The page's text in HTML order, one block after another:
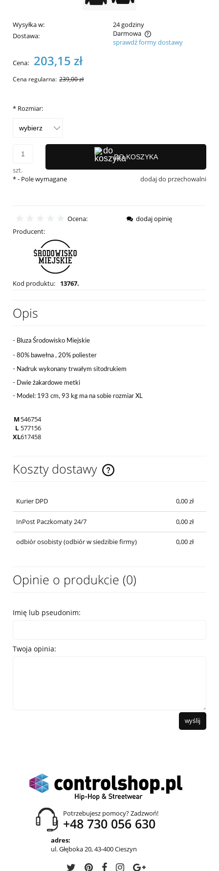
Wysyłka w:
24 godziny
Dostawa:
Darmowa
Cena nie zawiera ewentualnych kosztów płatności
sprawdź formy dostawy
Cena: 203,15 zł
Cena regularna: 239,00 zł
* Rozmiar:
szt.
DO KOSZYKA
dodaj do przechowalni
*- Pole wymagane
Ocena:
Producent:
Kod produktu: 13767.
dodaj opinię
Opis
- Bluza Środowisko Miejskie
- 80% bawełna , 20% poliester
- Nadruk wykonany trwałym sitodrukiem
- Dwie żakardowe metki
- Model: 193 cm, 93 kg ma na sobie rozmiar XL
M 546754
L 577156
XL617458
Koszty dostawy
Cena nie zawiera ewentualnych kosztów płatności
Kurier DPD 0,00 zł
InPost Paczkomaty 24/7 0,00 zł
odbiór osobisty(odbiór w siedzibie firmy) 0,00 zł
Opinie o produkcie (0)
Imię lub pseudonim:
Twoja opinia:
wyślij
Potrzebujesz pomocy? Zadzwoń!
+48 730 056 630
adres:
ul. Głęboka 20, 43-400 Cieszyn